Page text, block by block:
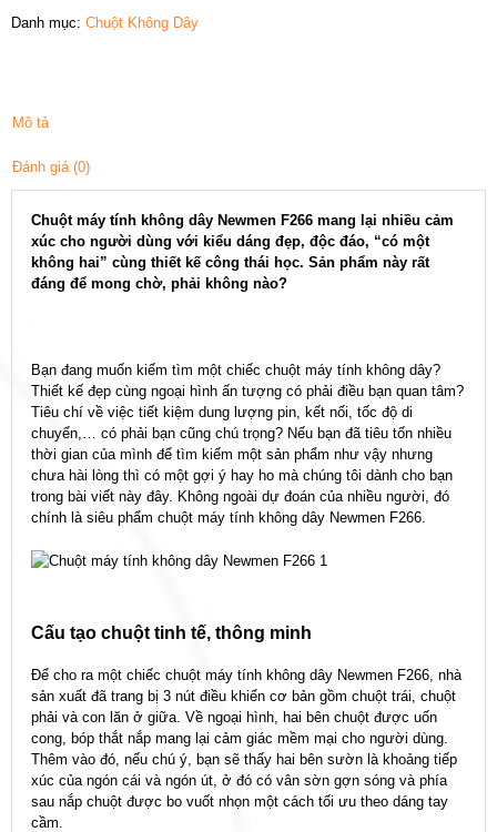
số
Danh mục: Chuột Không Dây
Mô tả
Đánh giá (0)
Chuột máy tính không dây Newmen F266 mang lại nhiều cảm
xúc cho người dùng với kiểu dáng đẹp, độc đáo, “có một
không hai” cùng thiết kế công thái học. Sản phẩm này rất
đáng để mong chờ, phải không nào?
Bạn đang muốn kiếm tìm một chiếc chuột máy tính không dây?
Thiết kế đẹp cùng ngoại hình ấn tượng có phải điều bạn quan tâm?
Tiêu chí về việc tiết kiệm dung lượng pin, kết nối, tốc độ di
chuyển,… có phải bạn cũng chú trọng? Nếu bạn đã tiêu tốn nhiều
thời gian của mình để tìm kiếm một sản phẩm như vậy nhưng
chưa hài lòng thì có một gợi ý hay ho mà chúng tôi dành cho bạn
trong bài viết này đây. Không ngoài dự đoán của nhiều người, đó
chính là siêu phẩm chuột máy tính không dây Newmen F266.
Cấu tạo chuột tinh tế, thông minh
Để cho ra một chiếc chuột máy tính không dây Newmen F266, nhà
sản xuất đã trang bị 3 nút điều khiển cơ bản gồm chuột trái, chuột
phải và con lăn ở giữa. Về ngoại hình, hai bên chuột được uốn
cong, bóp thắt nắp mang lại cảm giác mềm mại cho người dùng.
Thêm vào đó, nếu chú ý, bạn sẽ thấy hai bên sườn là khoảng tiếp
xúc của ngón cái và ngón út, ở đó có vân sờn gợn sóng và phía
sau nắp chuột được bo vuốt nhọn một cách tối ưu theo dáng tay
cầm.